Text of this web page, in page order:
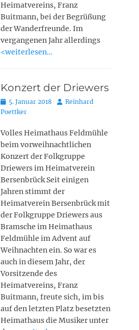
Heimatvereins, Franz
Buitmann, bei der Begrüßung
der Wanderfreunde. Im
vergangenen Jahr allerdings
<weiterlesen…
Konzert der Driewers
Posted
on
5. Januar 2018 AutorReinhard
Poettker
Volles Heimathaus Feldmühle
beim vorweihnachtlichen
Konzert der Folkgruppe
Driewers im Heimatverein
Bersenbrück Seit einigen
Jahren stimmt der
Heimatverein Bersenbrück mit
der Folkgruppe Driewers aus
Bramsche im Heimathaus
Feldmühle im Advent auf
Weihnachten ein. So war es
auch in diesem Jahr, der
Vorsitzende des
Heimatvereins, Franz
Buitmann, freute sich, im bis
auf den letzten Platz besetzten
Heimathaus die Musiker unter